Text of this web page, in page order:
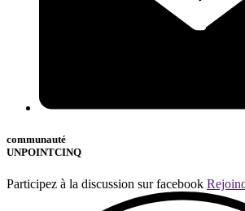
communauté
UNPOINTCINQ
Participez à la discussion sur facebook